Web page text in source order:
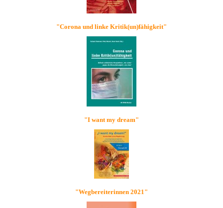
"Corona und linke Kritik(un)fähigkeit"
"I want my dream"
"Wegbereiterinnen 2021"